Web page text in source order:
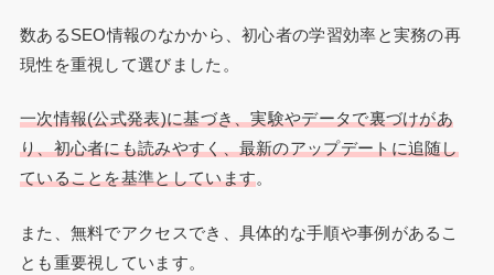
数あるSEO情報のなかから、初心者の学習効率と実務の再
現性を重視して選びました。
一次情報(公式発表)に基づき、実験やデータで裏づけがあ
り、初心者にも読みやすく、最新のアップデートに追随し
ていることを基準としています。
また、無料でアクセスでき、具体的な手順や事例があるこ
とも重要視しています。